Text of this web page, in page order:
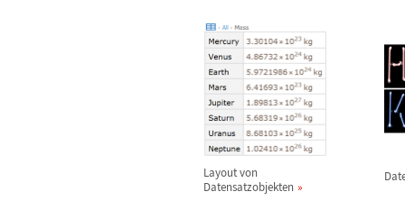
Layout von
Datensatzobjekten